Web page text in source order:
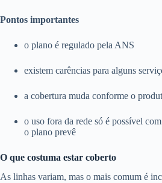
Pontos importantes
o plano é regulado pela ANS
existem carências para alguns
a cobertura muda conforme o
o uso fora da rede só é possível
o plano prevê
O que costuma estar coberto
As linhas variam, mas o mais comum é